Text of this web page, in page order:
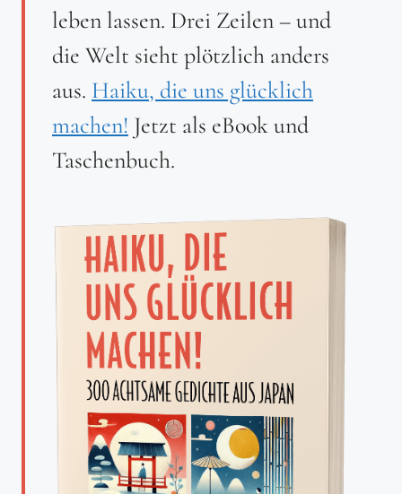
leben lassen. Drei Zeilen – und
die Welt sieht plötzlich anders
aus. Haiku, die uns glücklich
machen! Jetzt als eBook und
Taschenbuch.